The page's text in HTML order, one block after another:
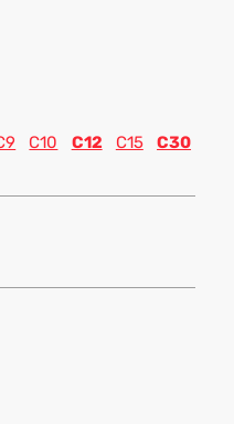
C10 C12 C15
C30